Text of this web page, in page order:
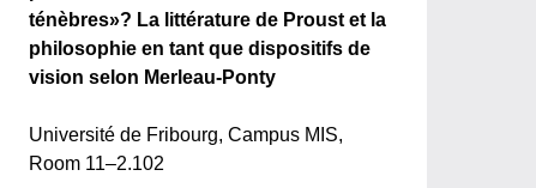
ténèbres»? La littérature de Proust et la
philosophie en tant que dispositifs de
vision selon Merleau-Ponty
Université de Fribourg, Campus MIS,
Room 11–2.102